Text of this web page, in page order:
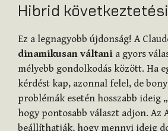
Hibrid
Ez a legnagyobb újdonság! A
dinamikusan váltani a gyors
mélyebb gondolkodás között. Ha
kérdést kap, azonnal felel, de
problémák esetén hosszabb ideig
hogy pontosabb választ adjon. Az
beállíthatják, hogy mennyi ideig